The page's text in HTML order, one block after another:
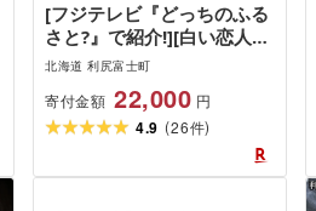
[フジテレビ『どっちのふる
さと?』で紹介!][白い恋人に
描かれた利尻山]白い恋人(ホ
枚入 2缶)お菓子 おやつ ク
ッキー食べ比べ 焼き菓子 ク
ッキー缶 北海道 お土産 母
の日ギフト
北海道 利尻富士町
寄付金額 22,000 円
4.9 (26件)